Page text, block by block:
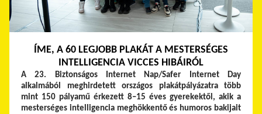
ÍME, A 60 LEGJOBB PLAKÁT A MESTERSÉGES
INTELLIGENCIA VICCES HIBÁIRÓL
A 23. Biztonságos Internet Nap/Safer Internet Day
alkalmából meghirdetett országos plakátpályázatra több
mint 150 pályamű érkezett 8–15 éves gyerekektől, akik a
mesterséges intelligencia meghökkentő és humoros bakijait